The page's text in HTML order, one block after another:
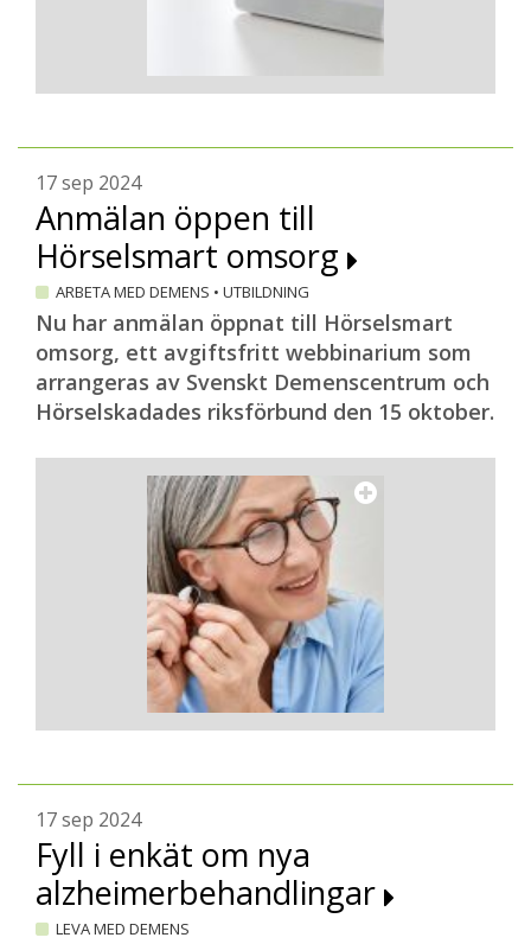
17 sep 2024
Anmälan öppen till
Hörselsmart omsorg
ARBETA MED DEMENS • UTBILDNING
Nu har anmälan öppnat till Hörselsmart
omsorg, ett avgiftsfritt webbinarium som
arrangeras av Svenskt Demenscentrum och
Hörselskadades riksförbund den 15 oktober.
17 sep 2024
Fyll i enkät om nya
alzheimerbehandlingar
LEVA MED DEMENS